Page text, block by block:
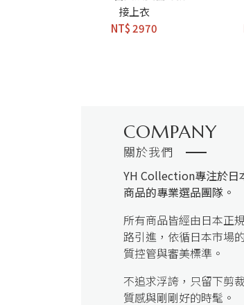
接上衣
NT$ 2970
COMPANY
關於我們
YH Collection專注於日
商品的專業選品團隊。
所有商品皆經由日本正
路引進，依循日本市場
質控管與審美標準。
不追求浮誇，只留下剪
質感與剛剛好的時髦。